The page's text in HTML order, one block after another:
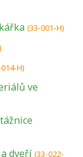
(33-001-H)
H)
ve
dveří (33-022-